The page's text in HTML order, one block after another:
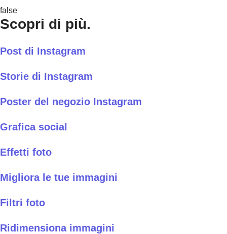
false
Scopri di più.
Post di Instagram
Storie di Instagram
Poster del negozio Instagram
Grafica social
Effetti foto
Migliora le tue immagini
Filtri foto
Ridimensiona immagini